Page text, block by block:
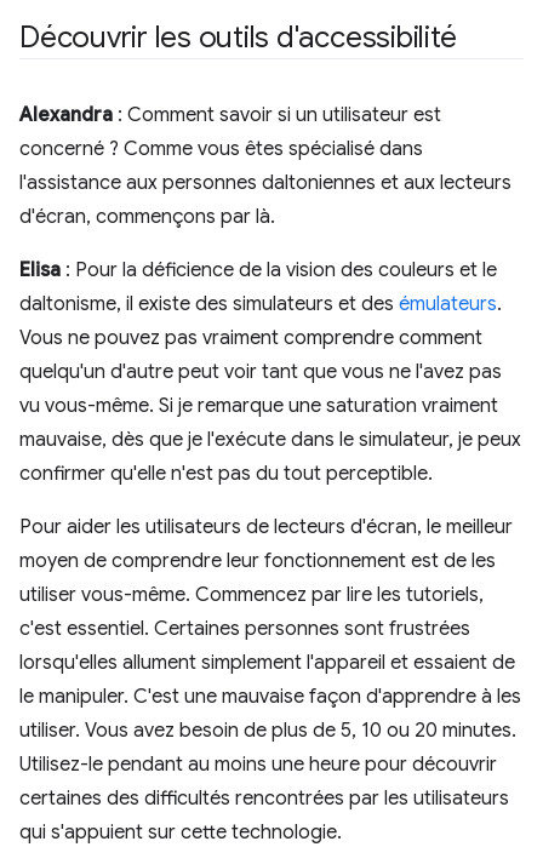
Découvrir les outils d'accessibilité
Alexandra : Comment savoir si un utilisateur est
concerné ? Comme vous êtes spécialisé dans
l'assistance aux personnes daltoniennes et aux lecteurs
d'écran, commençons par là.
Elisa : Pour la déficience de la vision des couleurs et le
daltonisme, il existe des simulateurs et des émulateurs.
Vous ne pouvez pas vraiment comprendre comment
quelqu'un d'autre peut voir tant que vous ne l'avez pas
vu vous-même. Si je remarque une saturation vraiment
mauvaise, dès que je l'exécute dans le simulateur, je peux
confirmer qu'elle n'est pas du tout perceptible.
Pour aider les utilisateurs de lecteurs d'écran, le meilleur
moyen de comprendre leur fonctionnement est de les
utiliser vous-même. Commencez par lire les tutoriels,
c'est essentiel. Certaines personnes sont frustrées
lorsqu'elles allument simplement l'appareil et essaient de
le manipuler. C'est une mauvaise façon d'apprendre à les
utiliser. Vous avez besoin de plus de 5, 10 ou 20 minutes.
Utilisez-le pendant au moins une heure pour découvrir
certaines des difficultés rencontrées par les utilisateurs
qui s'appuient sur cette technologie.